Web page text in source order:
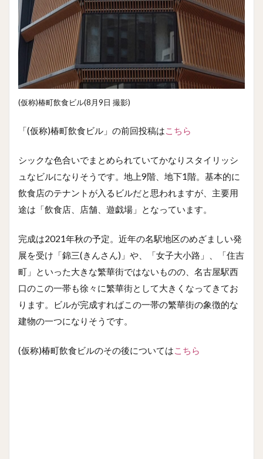
(仮称)椿町飲食ビル(8月9日 撮影)
「(仮称)椿町飲食ビル」の前回投稿はこちら
シックな色合いでまとめられていてかなりスタイリッシ
ュなビルになりそうです。地上9階、地下1階。基本的に
飲食店のテナントが入るビルだと思われますが、主要用
途は「飲食店、店舗、遊戯場」となっています。
完成は2021年秋の予定。近年の名駅地区のめざましい発
展を受け「錦三(きんさん)」や、「女子大小路」、「住吉
町」といった大きな繁華街ではないものの、名古屋駅西
口のこの一帯も徐々に繁華街として大きくなってきてお
ります。ビルが完成すればこの一帯の繁華街の象徴的な
建物の一つになりそうです。
(仮称)椿町飲食ビルのその後についてはこちら